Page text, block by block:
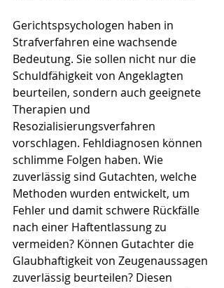
Gerichtspsychologen haben in
Strafverfahren eine wachsende
Bedeutung. Sie sollen nicht nur die
Schuldfähigkeit von Angeklagten
beurteilen, sondern auch geeignete
Therapien und
Resozialisierungsverfahren
vorschlagen. Fehldiagnosen können
schlimme Folgen haben. Wie
zuverlässig sind Gutachten, welche
Methoden wurden entwickelt, um
Fehler und damit schwere Rückfälle
nach einer Haftentlassung zu
vermeiden? Können Gutachter die
Glaubhaftigkeit von Zeugenaussagen
zuverlässig beurteilen? Diesen